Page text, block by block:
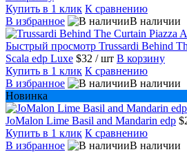
Купить в 1 клик К сравнению
В избранное
В наличии
Быстрый просмотр Trussardi Behind
Scala edp Luxe $32 / шт В корзину
Купить в 1 клик К сравнению
В избранное
В наличии
Новинка
JoMalon Lime Basil and Mandarin edp
Купить в 1 клик К сравнению
В избранное
В наличии